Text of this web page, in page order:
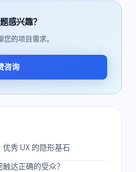
感兴趣？
的项目需求。
咨询
秀 UX 的隐形基石
达正确的受众？